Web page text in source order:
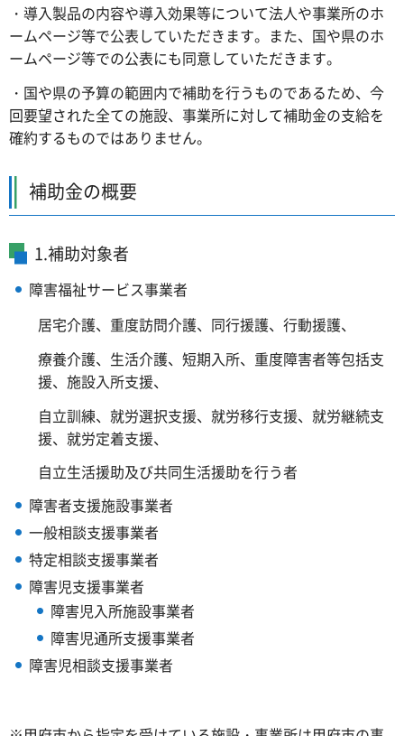
・導入製品の内容や導入効果等について法人や事業所のホ
ームページ等で公表していただきます。また、国や県のホ
ームページ等での公表にも同意していただきます。
・国や県の予算の範囲内で補助を行うものであるため、今
回要望された全ての施設、事業所に対して補助金の支給を
確約するものではありません。
補助金の概要
1.補助対象者
障害福祉サービス事業者
居宅介護、重度訪問介護、同行援護、行動援護、
療養介護、生活介護、短期入所、重度障害者等包括支
援、施設入所支援、
自立訓練、就労選択支援、就労移行支援、就労継続支
援、就労定着支援、
自立生活援助及び共同生活援助を行う者
障害者支援施設事業者
一般相談支援事業者
特定相談支援事業者
障害児支援事業者
障害児入所施設事業者
障害児通所支援事業者
障害児相談支援事業者